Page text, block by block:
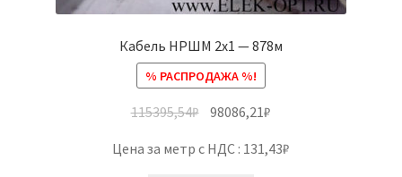
Кабель НРШМ 2х1 — 878м
% РАСПРОДАЖА %!
115395,54₽ 98086,21₽
Цена за метр с НДС : 131,43₽